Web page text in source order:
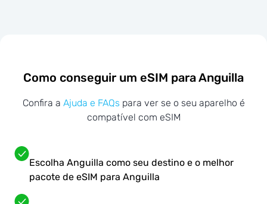
Como conseguir um eSIM para Anguilla
Confira a Ajuda e FAQs para ver se o seu aparelho é
compatível com eSIM
Escolha Anguilla como seu destino e o melhor
pacote de eSIM para Anguilla